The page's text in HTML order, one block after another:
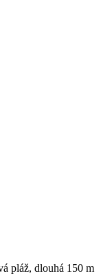
pláž, dlouhá 150 m